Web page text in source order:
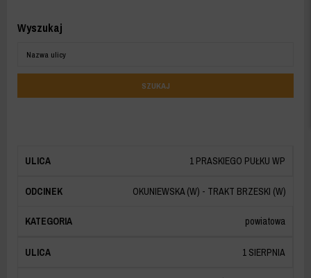
Wyszukaj
SZUKAJ
1 PRASKIEGO PUŁKU WP
OKUNIEWSKA (W) - TRAKT BRZESKI (W)
powiatowa
1 SIERPNIA